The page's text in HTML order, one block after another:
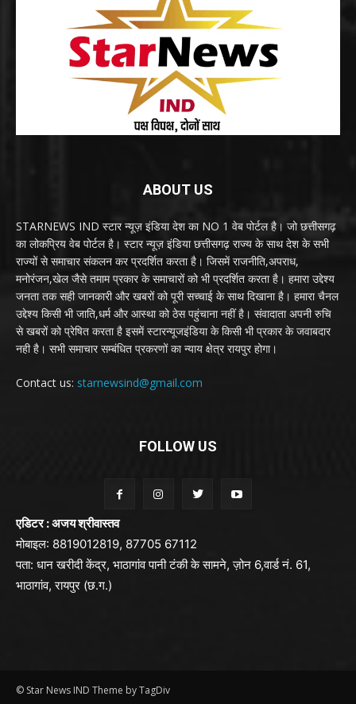
ABOUT US
STARNEWS IND स्टार न्यूज़ इंडिया देश का NO 1 वेब पोर्टल है। जो छत्तीसगढ़
का लोकप्रिय वेब पोर्टल है। स्टार न्यूज़ इंडिया छत्तीसगढ़ राज्य के साथ देश के सभी
राज्यों से समाचार संकलन कर प्रदर्शित करता है। जिसमें राजनीति,अपराध,
मनोरंजन,खेल जैसे तमाम प्रकार के समाचारों को भी प्रदर्शित करता है। हमारा उद्देश्य
जनता तक सही जानकारी और खबरों को पूरी सच्चाई के साथ दिखाना है। हमारा चैनल
उद्देश्य किसी भी जाति,धर्म और आस्था को ठेस पहुंचाना नहीं है। संवादाता अपनी रुचि
से खबरों को प्रेषित करता है इसमें स्टारन्यूजइंडिया के किसी भी प्रकार के जवाबदार
नही है। सभी समाचार सम्बंधित प्रकरणों का न्याय क्षेत्र रायपुर होगा।
Contact us: starnewsind@gmail.com
FOLLOW US
एडिटर : अजय श्रीवास्तव
मोबाइल: 8819012819, 87705 67112
पता: धान खरीदी केंद्र, भाठागांव पानी टंकी के सामने, ज़ोन 6,वार्ड नं. 61,
भाठागांव, रायपुर (छ.ग.)
© Star News IND Theme by TagDiv